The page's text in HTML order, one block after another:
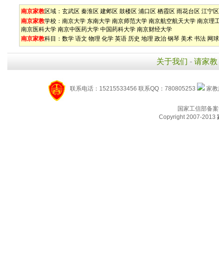
南京家教区域： 玄武区 秦淮区 建邺区 鼓楼区 浦口区 栖霞区 雨花台区 江宁区
南京家教学校： 南京大学 东南大学 南京师范大学 南京航空航天大学 南京理
南京医科大学 南京中医药大学 中国药科大学 南京财经大学
南京家教科目： 数学 语文 物理 化学 英语 历史 地理 政治 钢琴 美术 书法 网球
关于我们 - 请家教
联系电话：15215533456 联系QQ：780805253 家
国家工信部备
Copyright 2007-2013